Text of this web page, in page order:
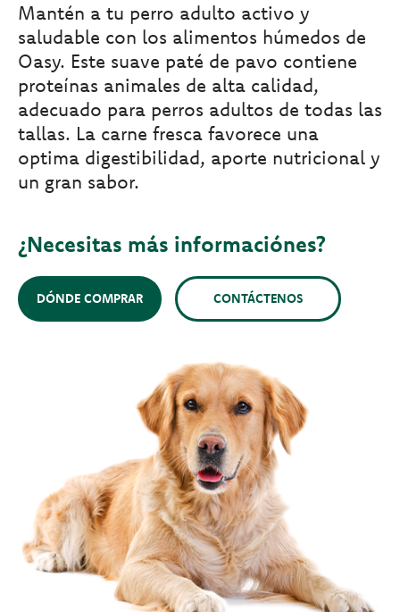
Mantén a tu perro adulto activo y
saludable con los alimentos húmedos de
Oasy. Este suave paté de pavo contiene
proteínas animales de alta calidad,
adecuado para perros adultos de todas las
tallas. La carne fresca favorece una
optima digestibilidad, aporte nutricional y
un gran sabor.
¿Necesitas más informaciónes?
DÓNDE COMPRAR CONTÁCTENOS